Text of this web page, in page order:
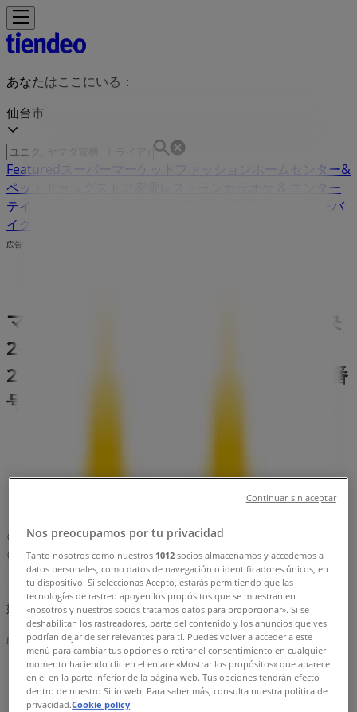
あなたはここにいる：
仙台市
Featured スーパーマーケット
ホームセンター&
ペット
カラオケ & エンター
テイメント
車&モーターバ
イク
広告
マクドナルド 宮城県仙台市青葉区中央
2-2-29 | 宮城県仙台市青葉区中央2-2-
29, 仙台市：チラシと営業時間、電話番
号
仙台市のマクドナルド»
マクドナルド | 宮城県仙台市青葉区中央2-2-29
マップ
022-223-9656
マップ
022-223-9656
まもなく マクドナルド>のカタログ・クーポンの掲載を開
始！
広告
Nos preocupamos por tu privacidad
Tanto nosotros como nuestros 1012 socios almacenamos y accedemos a
datos personales, como datos de navegación o identificadores únicos, en
tu dispositivo. Si seleccionas Acepto, estarás permitiendo que las
tecnologías de rastreo apoyen los propósitos que se muestran en
«nosotros y nuestros socios tratamos datos para proporcionar». Si se
deshabilitan los rastreadores, parte del contenido y los anuncios que ves
podrían dejar de ser relevantes para ti. Puedes volver a acceder a este
menú para cambiar tus opciones o retirar el consentimiento en cualquier
momento haciendo clic en el enlace «Mostrar los propósitos» que aparece
en el en la parte inferior de la página web. Tus opciones tendrán efecto
dentro de nuestro Sitio web. Para saber más, consulta nuestra política de
privacidad.Cookie policy
Continuar sin aceptar